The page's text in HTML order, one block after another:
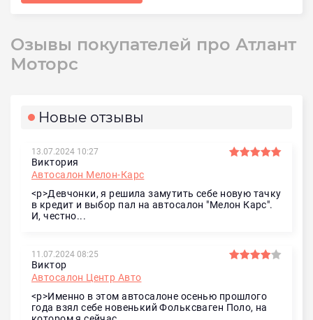
Озывы покупателей про Атлант
Моторс
Новые отзывы
13.07.2024 10:27
Виктория
Автосалон Мелон-Карс
<p>Девчонки, я решила замутить себе новую тачку
в кредит и выбор пал на автосалон "Мелон Карс".
И, честно...
11.07.2024 08:25
Виктор
Автосалон Центр Авто
<p>Именно в этом автосалоне осенью прошлого
года взял себе новенький Фольксваген Поло, на